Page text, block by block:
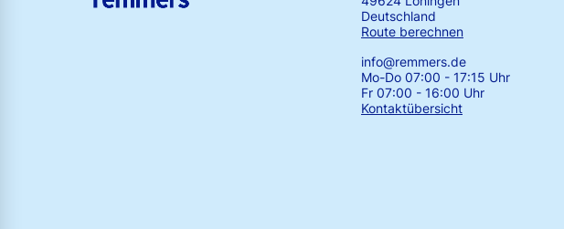
Deutschland
Route berechnen
info@remmers.de
Mo-Do 07:00 - 17:15 Uhr
Fr 07:00 - 16:00 Uhr
Kontaktübersicht